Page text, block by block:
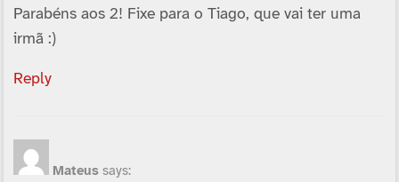
Parabéns aos 2! Fixe para o Tiago, que vai ter uma
irmã :)
Reply
Mateus says: